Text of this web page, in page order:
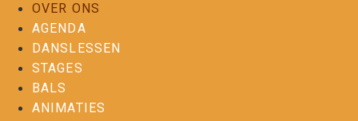
OVER ONS
AGENDA
DANSLESSEN
STAGES
BALS
ANIMATIES